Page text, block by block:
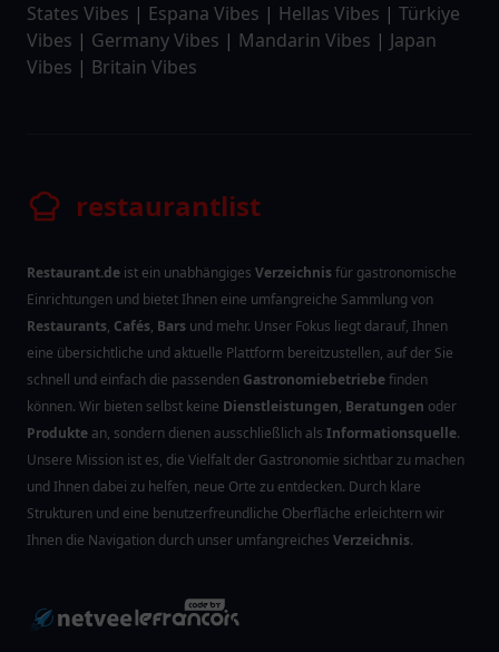
States Vibes | Espana Vibes | Hellas Vibes | Türkiye
Vibes | Germany Vibes | Mandarin Vibes | Japan
Vibes | Britain Vibes
restaurantlist
Restaurant.de ist ein unabhängiges Verzeichnisfür gastronomische
Einrichtungen und bietet Ihnen eine umfangreiche Sammlung von
Restaurants, Cafés, Bars und mehr. Unser Fokus liegt darauf, Ihnen
eine übersichtliche und aktuelle Plattform bereitzustellen, auf der Sie
schnell und einfach die passenden Gastronomiebetriebefinden
können. Wir bieten selbst keine Dienstleistungen, Beratungen oder
Produkte an, sondern dienen ausschließlich als Informationsquelle.
Unsere Mission ist es, die Vielfalt der Gastronomie sichtbar zu machen
und Ihnen dabei zu helfen, neue Orte zu entdecken. Durch klare
Strukturen und eine benutzerfreundliche Oberfläche erleichtern wir
Ihnen die Navigation durch unser umfangreiches Verzeichnis.